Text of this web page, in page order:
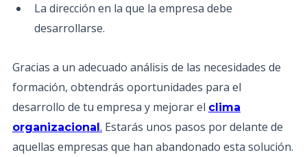
La dirección en la que la empresa debe
desarrollarse.
Gracias a un adecuado análisis de las necesidades de
formación, obtendrás oportunidades para el
desarrollo de tu empresa y mejorar el clima
organizacional. Estarás unos pasos por delante de
aquellas empresas que han abandonado esta solución.